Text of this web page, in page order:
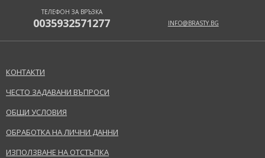
ТЕЛЕФОН ЗА ВРЪЗКА
0035932571277 INFO@BRASTY.BG
КОНТАКТИ
ЧЕСТО ЗАДАВАНИ ВЪПРОСИ
ОБЩИ УСЛОВИЯ
ОБРАБОТКА НА ЛИЧНИ ДАННИ
ИЗПОЛЗВАНЕ НА ОТСТЪПКА